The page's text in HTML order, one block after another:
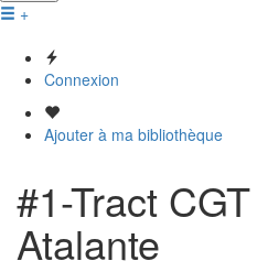
+
Connexion
Ajouter à ma bibliothèque
#1-Tract
Atalante